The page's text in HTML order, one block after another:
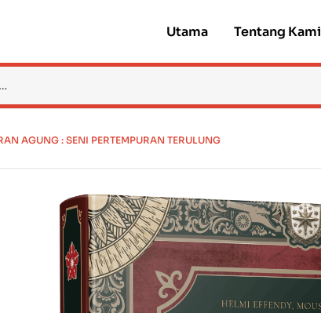
Utama Tentang Kami
AGUNG : SENI PERTEMPURAN TERULUNG